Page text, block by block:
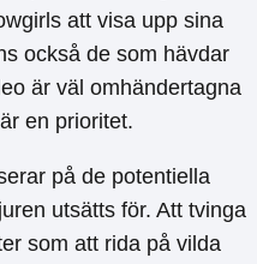
att visa upp sina
också de som hävdar
är väl omhändertagna
en prioritet.
på de potentiella
utsätts för. Att tvinga
som att rida på vilda